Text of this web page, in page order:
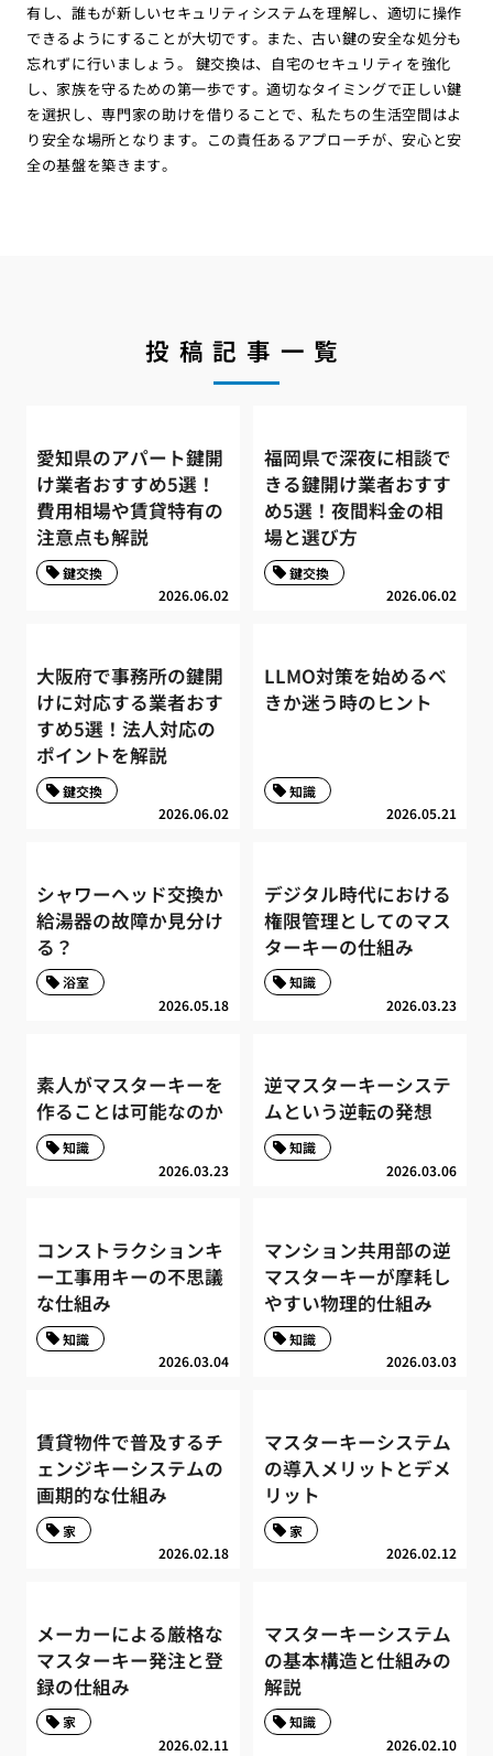
有し、誰もが新しいセキュリティシステムを理解し、適切に操作
できるようにすることが大切です。また、古い鍵の安全な処分も
忘れずに行いましょう。 鍵交換は、自宅のセキュリティを強化
し、家族を守るための第一歩です。適切なタイミングで正しい鍵
を選択し、専門家の助けを借りることで、私たちの生活空間はよ
り安全な場所となります。この責任あるアプローチが、安心と安
全の基盤を築きます。
投稿記事一覧
愛知県のアパート鍵開
け業者おすすめ5選！
費用相場や賃貸特有の
注意点も解説
2026.06.02
鍵交換
福岡県で深夜に相談で
きる鍵開け業者おすす
め5選！夜間料金の相
場と選び方
2026.06.02
鍵交換
大阪府で事務所の鍵開
けに対応する業者おす
すめ5選！法人対応の
ポイントを解説
2026.06.02
鍵交換
LLMO対策を始めるべ
きか迷う時のヒント
2026.05.21
知識
シャワーヘッド交換か
給湯器の故障か見分け
る？
2026.05.18
浴室
デジタル時代における
権限管理としてのマス
ターキーの仕組み
2026.03.23
知識
素人がマスターキーを
作ることは可能なのか
2026.03.23
知識
逆マスターキーシステ
ムという逆転の発想
2026.03.06
知識
コンストラクションキ
ー工事用キーの不思議
な仕組み
2026.03.04
知識
マンション共用部の逆
マスターキーが摩耗し
やすい物理的仕組み
2026.03.03
知識
賃貸物件で普及するチ
ェンジキーシステムの
画期的な仕組み
2026.02.18
家
マスターキーシステム
の導入メリットとデメ
リット
2026.02.12
家
メーカーによる厳格な
マスターキー発注と登
録の仕組み
2026.02.11
家
マスターキーシステム
の基本構造と仕組みの
解説
2026.02.10
知識